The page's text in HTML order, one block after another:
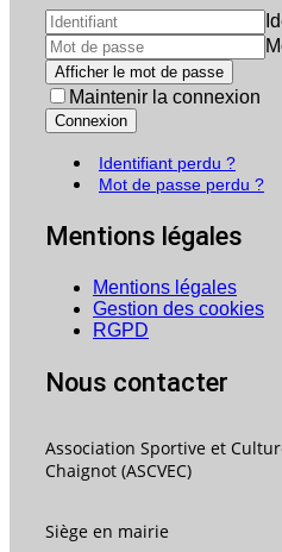
Afficher le mot de passe
Maintenir la connexion
Connexion
Identifiant perdu ?
Mot de passe perdu ?
Mentions légales
Mentions légales
Gestion des cookies
RGPD
Nous contacter
Association Sportive et
Chaignot (ASCVEC)
Siège en mairie